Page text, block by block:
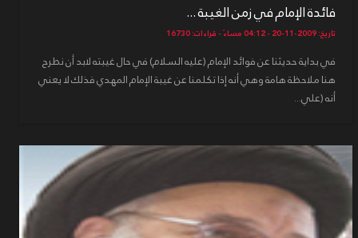
فائدة الإمام في زمن الغيبة ...
تاريخ: 2009-11-20 - 04:12 مساءً - قراءات: 16730
في بداية حديثنا عن فوائد الإمام (عليه السلام) في حال غيبته لابد أن نطرح
هنا ملاحظة هامة وهي أنه إذا تكلمنا عن غيبة الإمام المهدي فذلك لا يعني
أنه (علي...